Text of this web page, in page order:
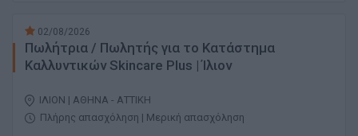
02/08/2026
Πωλήτρια / Πωλητής για το Κατάστημα
Καλλυντικών Skincare Plus | Ίλιον
ΙΛΙΟΝ | ΑΘΗΝΑ - ΑΤΤΙΚΗ
Πλήρης απασχόληση | Μερική απασχόληση